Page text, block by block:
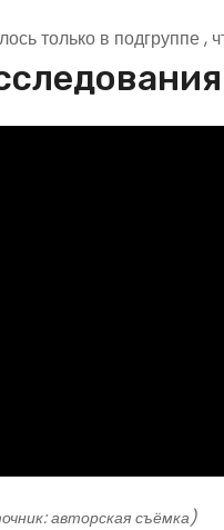
только в подгруппе ,
авторская съёмка)